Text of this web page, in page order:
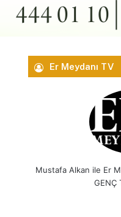
Er Meydanı TV
Mustafa Alkan ile Er
GENÇ